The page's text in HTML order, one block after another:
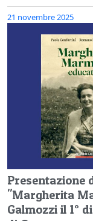
21 novembre 2025
Presentazione
"Margherita
Galmozzi il 1°